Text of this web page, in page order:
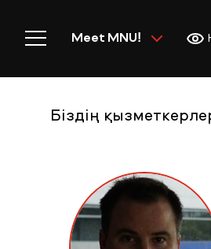
Meet MNU!
Басты бет
Біздің